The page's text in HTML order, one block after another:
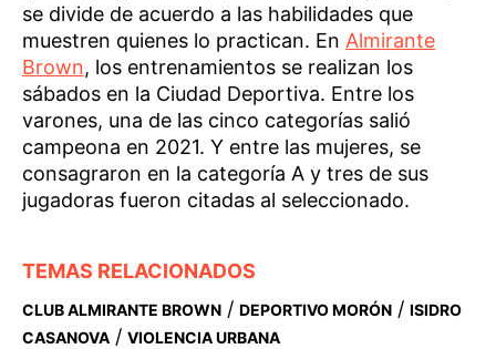
se divide de acuerdo a las habilidades que
muestren quienes lo practican. En Almirante
Brown, los entrenamientos se realizan los
sábados en la Ciudad Deportiva. Entre los
varones, una de las cinco categorías salió
campeona en 2021. Y entre las mujeres, se
consagraron en la categoría A y tres de sus
jugadoras fueron citadas al seleccionado.
TEMAS RELACIONADOS
CLUB ALMIRANTE BROWN / DEPORTIVO MORÓN / ISIDRO
CASANOVA / VIOLENCIA URBANA